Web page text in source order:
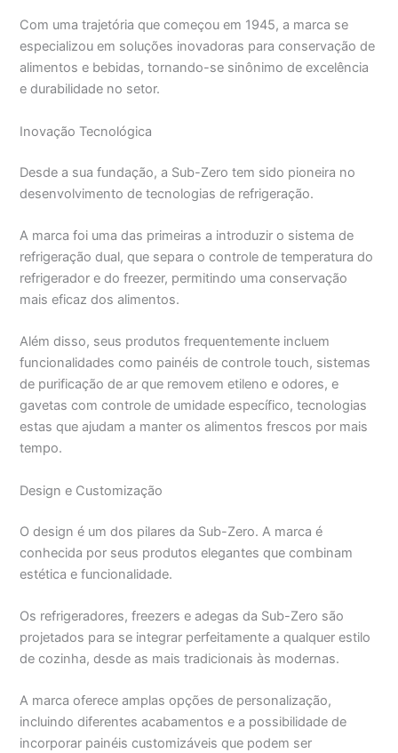
Com uma trajetória que começou em 1945, a marca se
especializou em soluções inovadoras para conservação de
alimentos e bebidas, tornando-se sinônimo de excelência
e durabilidade no setor.
Inovação Tecnológica
Desde a sua fundação, a Sub-Zero tem sido pioneira no
desenvolvimento de tecnologias de refrigeração.
A marca foi uma das primeiras a introduzir o sistema de
refrigeração dual, que separa o controle de temperatura do
refrigerador e do freezer, permitindo uma conservação
mais eficaz dos alimentos.
Além disso, seus produtos frequentemente incluem
funcionalidades como painéis de controle touch, sistemas
de purificação de ar que removem etileno e odores, e
gavetas com controle de umidade específico, tecnologias
estas que ajudam a manter os alimentos frescos por mais
tempo.
Design e Customização
O design é um dos pilares da Sub-Zero. A marca é
conhecida por seus produtos elegantes que combinam
estética e funcionalidade.
Os refrigeradores, freezers e adegas da Sub-Zero são
projetados para se integrar perfeitamente a qualquer estilo
de cozinha, desde as mais tradicionais às modernas.
A marca oferece amplas opções de personalização,
incluindo diferentes acabamentos e a possibilidade de
incorporar painéis customizáveis que podem ser